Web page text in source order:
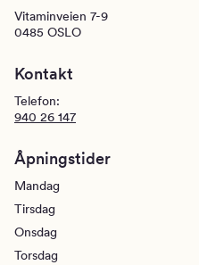
Vitaminveien 7-9
0485 OSLO
Kontakt
Telefon:
940 26 147
Åpningstider
Mandag
Tirsdag
Onsdag
Torsdag